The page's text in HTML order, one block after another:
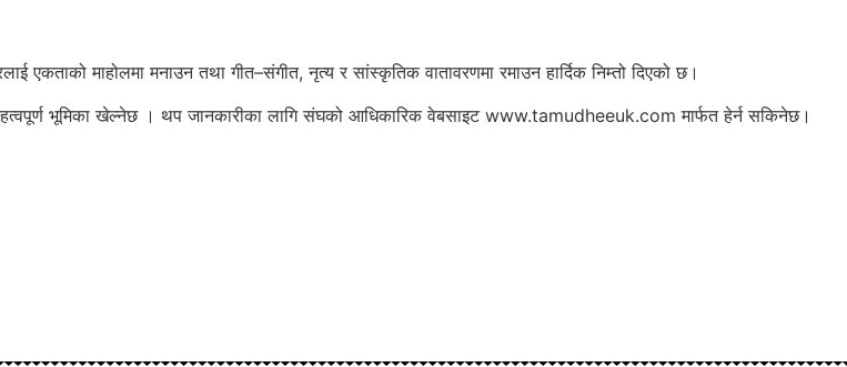
माहोलमा मनाउन तथा गीत–संगीत, नृत्य र सांस्कृतिक वातावरणमा रमाउन हार्दिक निम्तो दिएको छ।
भूमिका खेल्नेछ । थप जानकारीका लागि संघको आधिकारिक वेबसाइट www.tamudheeuk.com मार्फत हेर्न सकिनेछ।